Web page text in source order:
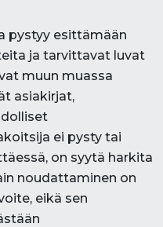
pystyy esittämään
ja tarvittavat luvat
muun muassa
asiakirjat,
ei pysty tai
on syytä harkita
noudattaminen on
eikä sen